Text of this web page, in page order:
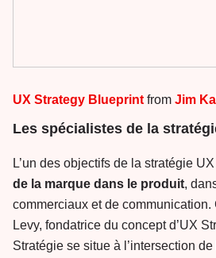
UX Strategy Blueprint from Jim
Les spécialistes de la
L’un des objectifs de la stratégie UX
de la marque dans le produit,
commerciaux et de
Levy, fondatrice du concept d’UX
Stratégie se situe à l’intersection